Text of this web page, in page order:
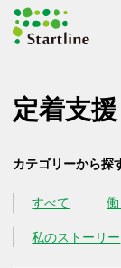
イ
テ
へ
移
定着支援
カテゴリーから探
カテゴリー
すべて
カテ
カテゴリー
私のストーリー